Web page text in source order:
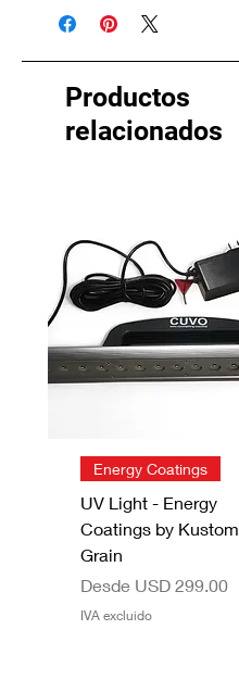
Productos
relacionados
Energy Coatings
UV Light - Energy
Coatings by Kustom
Grain
Desde USD 299.00
Precio de oferta
IVA excluido